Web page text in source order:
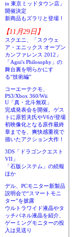
in 東京ミッドタウン店」
開催決定
新商品もズラリと登場！
【11月29日】
スクエニ、「スクウェ
ア・エニックス オープン
カンファレンス 2012」
「Agni's Philosophy」の
舞台裏を明らかにす
る“技術編”
コーエーテクモ、
PS3/Xbox 360/Wii
U「真・北斗無双」
完成発表会を開催。ゲス
トに原哲夫氏やV6が登場
初映像化となる原作最終
章までを、爽快感重視で
描いたアクション大作！
3DS「ドラゴンクエスト
VII」
「石版システム」の続報
ほか
デル、PCモニター新製品
説明会で“スマートモニ
ター”を披露
ウルトラワイド液晶やタ
ッチパネル液晶を紹介、
ゲーミングモニターの投
入は見送り